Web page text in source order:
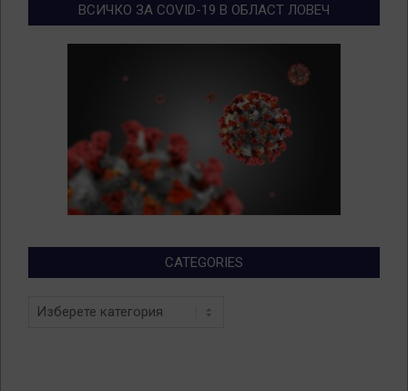
ВСИЧКО ЗА COVID-19 В ОБЛАСТ ЛОВЕЧ
CATEGORIES
Categories